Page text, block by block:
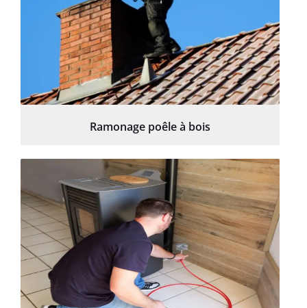
Ramonage poêle à bois